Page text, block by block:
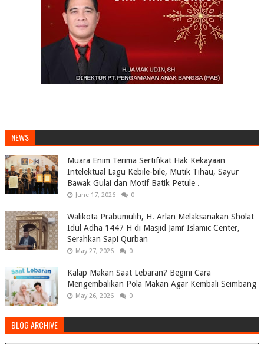
NEWS
Muara Enim Terima Sertifikat Hak Kekayaan
Intelektual Lagu Kebile-bile, Mutik Tihau, Sayur
Bawak Gulai dan Motif Batik Petule .
June 17, 2026 0
Walikota Prabumulih, H. Arlan Melaksanakan Sholat
Idul Adha 1447 H di Masjid Jami’ Islamic Center,
Serahkan Sapi Qurban
May 27, 2026 0
Kalap Makan Saat Lebaran? Begini Cara
Mengembalikan Pola Makan Agar Kembali Seimbang
May 26, 2026 0
BLOG ARCHIVE